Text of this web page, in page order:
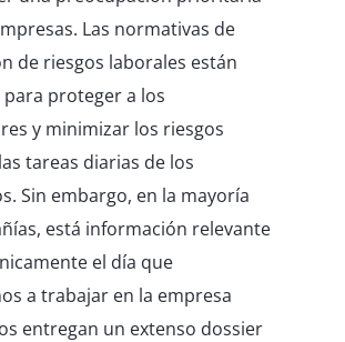
Las normativas de
de riesgos laborales están
para proteger a los
y minimizar los riesgos
tareas diarias de los
Sin embargo, en la mayoría
está información relevante
el día que
a trabajar en la empresa
entregan un extenso dossier